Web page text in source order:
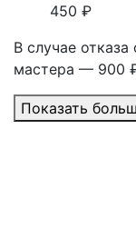
450 ₽
В случае
мастера — 900
Показать